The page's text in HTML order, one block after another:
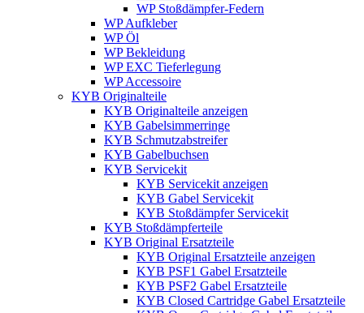
WP Stoßdämpfer-Federn
WP Aufkleber
WP Öl
WP Bekleidung
WP EXC Tieferlegung
WP Accessoire
KYB Originalteile
KYB Originalteile anzeigen
KYB Gabelsimmerringe
KYB Schmutzabstreifer
KYB Gabelbuchsen
KYB Servicekit
KYB Servicekit anzeigen
KYB Gabel Servicekit
KYB Stoßdämpfer Servicekit
KYB Stoßdämpferteile
KYB Original Ersatzteile
KYB Original Ersatzteile anzeigen
KYB PSF1 Gabel Ersatzteile
KYB PSF2 Gabel Ersatzteile
KYB Closed Cartridge Gabel Ersatzteile